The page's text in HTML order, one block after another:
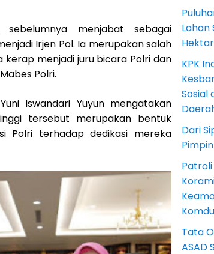
menjabat sebagai
Irjen Pol. Ia merupakan salah
menjadi juru bicara Polri dan
Polri.
Iswandari Yuyun mengatakan
tersebut merupakan bentuk
Polri terhadap dedikasi mereka
Lahan
KPK
Sosial
Dari
Tata
ASAD